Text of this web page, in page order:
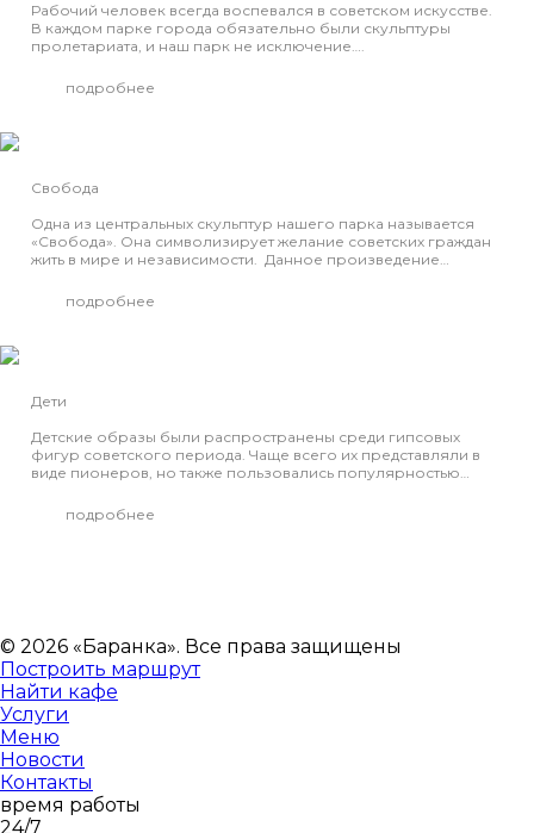
Рабочий человек всегда воспевался в советском искусстве.
В каждом парке города обязательно были скульптуры
пролетариата, и наш парк не исключение….
подробнее
Свобода
Одна из центральных скульптур нашего парка называется
«Свобода». Она символизирует желание советских граждан
жить в мире и независимости. Данное произведение…
подробнее
Дети
Детские образы были распространены среди гипсовых
фигур советского периода. Чаще всего их представляли в
виде пионеров, но также пользовались популярностью…
подробнее
© 2026 «Баранка». Все права защищены
Построить маршрут
Найти кафе
Услуги
Меню
Новости
Контакты
время работы
24/7